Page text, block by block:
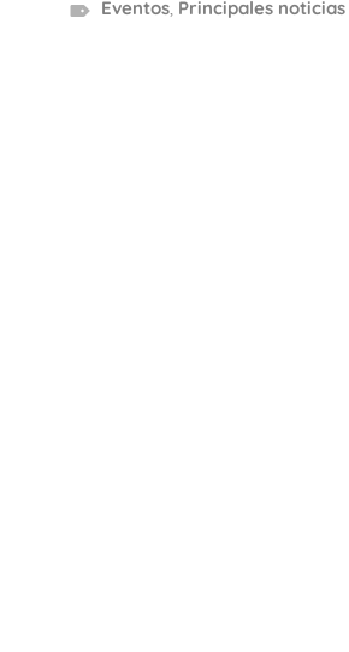
Eventos, Principales noticias